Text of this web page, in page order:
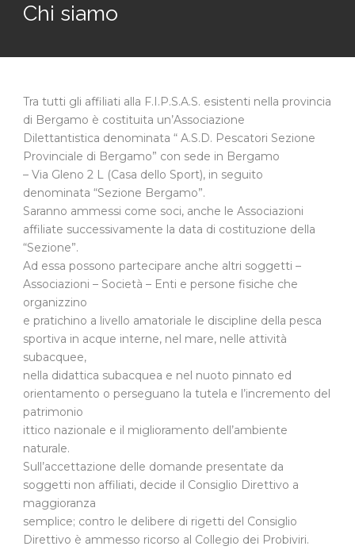
Chi siamo
Tra tutti gli affiliati alla F.I.P.S.A.S. esistenti nella provincia
di Bergamo è costituita un’Associazione
Dilettantistica denominata “ A.S.D. Pescatori Sezione
Provinciale di Bergamo” con sede in Bergamo
– Via Gleno 2 L (Casa dello Sport), in seguito
denominata “Sezione Bergamo”.
Saranno ammessi come soci, anche le Associazioni
affiliate successivamente la data di costituzione della
“Sezione”.
Ad essa possono partecipare anche altri soggetti –
Associazioni – Società – Enti e persone fisiche che
organizzino
e pratichino a livello amatoriale le discipline della pesca
sportiva in acque interne, nel mare, nelle attività
subacquee,
nella didattica subacquea e nel nuoto pinnato ed
orientamento o perseguano la tutela e l’incremento del
patrimonio
ittico nazionale e il miglioramento dell’ambiente
naturale.
Sull’accettazione delle domande presentate da
soggetti non affiliati, decide il Consiglio Direttivo a
maggioranza
semplice; contro le delibere di rigetti del Consiglio
Direttivo è ammesso ricorso al Collegio dei Probiviri.